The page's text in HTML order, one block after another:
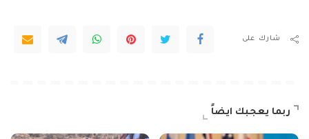
شارك على
ربما يعجبك ايضاً